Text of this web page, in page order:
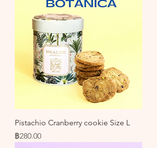
Pistachio Cranberry cookie Size L
ราคา
฿280.00